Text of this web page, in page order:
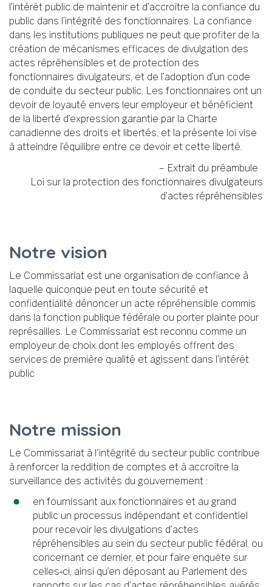
l’intérêt public de maintenir et d’accroître la confiance du
public dans l’intégrité des fonctionnaires. La confiance
dans les institutions publiques ne peut que profiter de la
création de mécanismes efficaces de divulgation des
actes répréhensibles et de protection des
fonctionnaires divulgateurs, et de l’adoption d’un code
de conduite du secteur public. Les fonctionnaires ont un
devoir de loyauté envers leur employeur et bénéficient
de la liberté d’expression garantie par la Charte
canadienne des droits et libertés, et la présente loi vise
à atteindre l’équilibre entre ce devoir et cette liberté.
– Extrait du préambule
Loi sur la protection des fonctionnaires divulgateurs
d’actes répréhensibles
Notre vision
Le Commissariat est une organisation de confiance à
laquelle quiconque peut en toute sécurité et
confidentialité dénoncer un acte répréhensible commis
dans la fonction publique fédérale ou porter plainte pour
représailles. Le Commissariat est reconnu comme un
employeur de choix dont les employés offrent des
services de première qualité et agissent dans l’intérêt
public
Notre mission
Le Commissariat à l'intégrité du secteur public contribue
à renforcer la reddition de comptes et à accroître la
surveillance des activités du gouvernement :
en fournissant aux fonctionnaires et au grand
public un processus indépendant et confidentiel
pour recevoir les divulgations d’actes
répréhensibles au sein du secteur public fédéral, ou
concernant ce dernier, et pour faire enquête sur
celles‑ci, ainsi qu’en déposant au Parlement des